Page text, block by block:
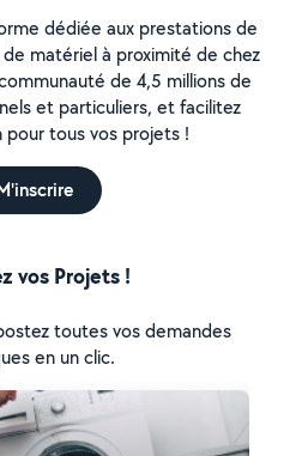
dédiée aux prestations de
matériel à proximité de chez
de 4,5 millions de
et particuliers, et facilitez
tous vos projets !
vos Projets !
toutes vos demandes
en un clic.